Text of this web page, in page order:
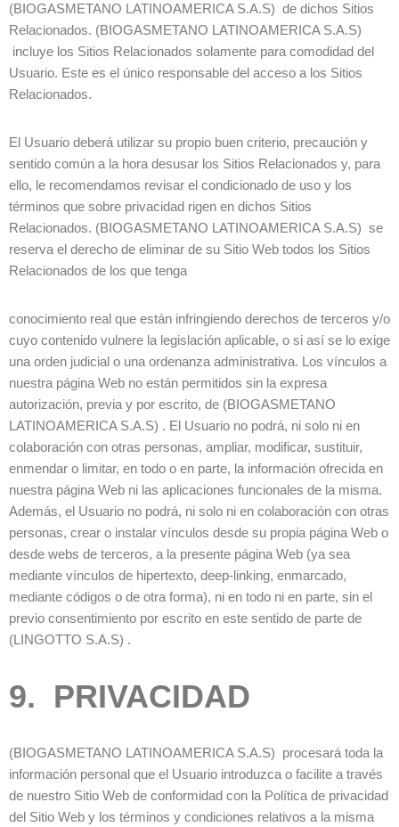
(BIOGASMETANO LATINOAMERICA S.A.S) de dichos Sitios
Relacionados. (BIOGASMETANO LATINOAMERICA S.A.S)
incluye los Sitios Relacionados solamente para comodidad del
Usuario. Este es el único responsable del acceso a los Sitios
Relacionados.
El Usuario deberá utilizar su propio buen criterio, precaución y
sentido común a la hora desusar los Sitios Relacionados y, para
ello, le recomendamos revisar el condicionado de uso y los
términos que sobre privacidad rigen en dichos Sitios
Relacionados. (BIOGASMETANO LATINOAMERICA S.A.S) se
reserva el derecho de eliminar de su Sitio Web todos los Sitios
Relacionados de los que tenga
conocimiento real que están infringiendo derechos de terceros y/o
cuyo contenido vulnere la legislación aplicable, o si así se lo exige
una orden judicial o una ordenanza administrativa. Los vínculos a
nuestra página Web no están permitidos sin la expresa
autorización, previa y por escrito, de (BIOGASMETANO
LATINOAMERICA S.A.S) . El Usuario no podrá, ni solo ni en
colaboración con otras personas, ampliar, modificar, sustituir,
enmendar o limitar, en todo o en parte, la información ofrecida en
nuestra página Web ni las aplicaciones funcionales de la misma.
Además, el Usuario no podrá, ni solo ni en colaboración con otras
personas, crear o instalar vínculos desde su propia página Web o
desde webs de terceros, a la presente página Web (ya sea
mediante vínculos de hipertexto, deep-linking, enmarcado,
mediante códigos o de otra forma), ni en todo ni en parte, sin el
previo consentimiento por escrito en este sentido de parte de
(LINGOTTO S.A.S) .
9. PRIVACIDAD
(BIOGASMETANO LATINOAMERICA S.A.S) procesará toda la
información personal que el Usuario introduzca o facilite a través
de nuestro Sitio Web de conformidad con la Política de privacidad
del Sitio Web y los términos y condiciones relativos a la misma